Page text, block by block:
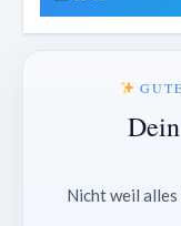
Nicht weil